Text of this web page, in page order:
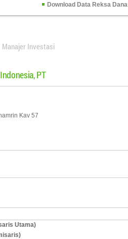
Download Data Reksa Dana
Manajer Investasi
PT
Kav 57
Utama)